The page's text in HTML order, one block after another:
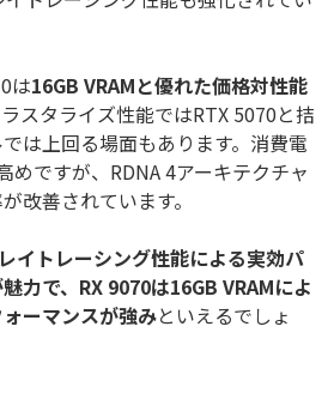
は16GB VRAMと優れた価格対性能
スタライズ性能ではRTX 5070と拮
は上回る場面もあります。消費電
めですが、RDNA 4アーキテクチャ
改善されています。
イトレーシング性能による実効パ
力で、RX 9070は16GB VRAMによ
ーマンスが強みといえるでしょ